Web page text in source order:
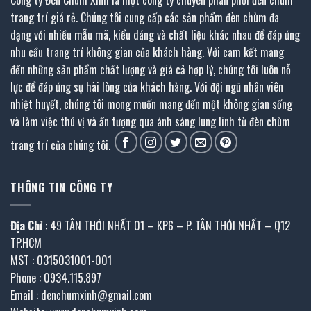
trang trí giá rẻ. Chúng tôi cung cấp các sản phẩm đèn chùm đa
dạng với nhiều mẫu mã, kiểu dáng và chất liệu khác nhau để đáp ứng
nhu cầu trang trí không gian của khách hàng. Với cam kết mang
đến những sản phẩm chất lượng và giá cả hợp lý, chúng tôi luôn nỗ
lực để đáp ứng sự hài lòng của khách hàng. Với đội ngũ nhân viên
nhiệt huyết, chúng tôi mong muốn mang đến một không gian sống
và làm việc thú vị và ấn tượng qua ánh sáng lung linh từ đèn chùm
trang trí của chúng tôi.
THÔNG TIN CÔNG TY
Địa Chỉ : 49 TÂN THỚI NHẤT 01 – KP6 – P. TÂN THỚI NHẤT – Q12
TP.HCM
MST : 0315031001-001
Phone : 0934.115.897
Email : denchumxinh@gmail.com